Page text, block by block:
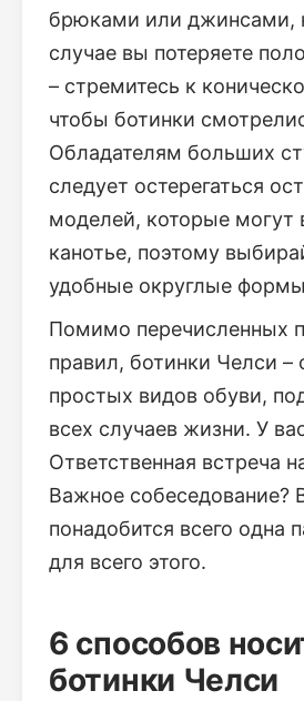
брюками или джинсами,
случае вы потеряете
– стремитесь к
чтобы ботинки
Обладателям больших
следует остерегаться
моделей, которые могут
канотье, поэтому
удобные округлые
Помимо перечисленных
правил, ботинки Челси –
простых видов обуви,
всех случаев жизни. У
Ответственная встреча
Важное собеседование?
понадобится всего одна
для всего этого.
6 способов
ботинки Челси